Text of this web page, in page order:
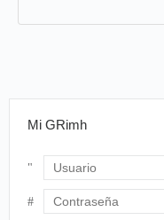
Mi GRimh
Usuario